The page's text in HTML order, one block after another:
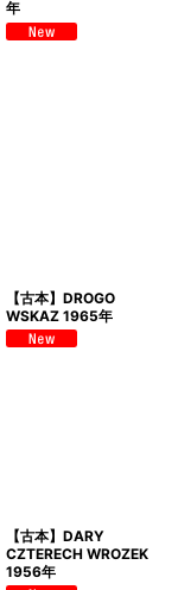
年
【古本】DROGO
WSKAZ 1965年
【古本】DARY
CZTERECH WROZEK
1956年